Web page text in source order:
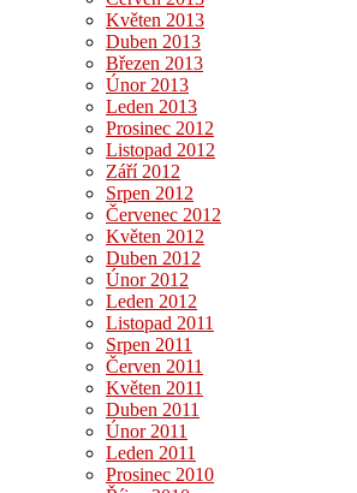
Květen 2013
Duben 2013
Březen 2013
Únor 2013
Leden 2013
Prosinec 2012
Listopad 2012
Září 2012
Srpen 2012
Červenec 2012
Květen 2012
Duben 2012
Únor 2012
Leden 2012
Listopad 2011
Srpen 2011
Červen 2011
Květen 2011
Duben 2011
Únor 2011
Leden 2011
Prosinec 2010